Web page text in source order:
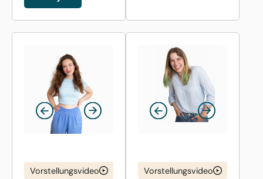
Vorstellungsvideo Vorstellungsvideo